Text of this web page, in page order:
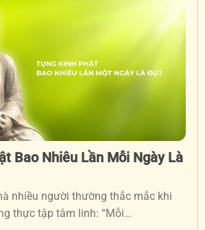
Bao Nhiêu Lần Mỗi Ngày Là
nhiều người thường thắc mắc khi
thực tập tâm linh: “Mỗi…